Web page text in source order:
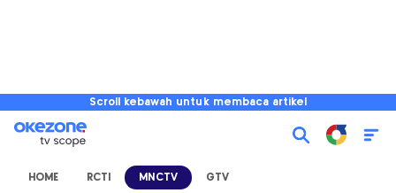
Scroll kebawah untuk membaca artikel
HOME RCTI MNCTV GTV